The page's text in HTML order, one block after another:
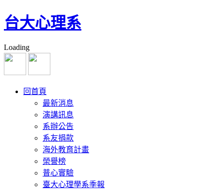
台大心理系
Loading
回首頁
最新消息
演講訊息
系辦公告
系友捐款
海外教育計畫
榮譽榜
普心實驗
臺大心理學系季報